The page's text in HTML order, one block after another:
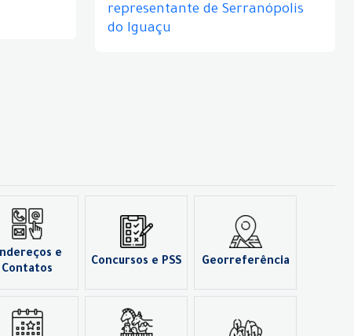
representante de Serranópolis
do Iguaçu
e
Contatos
Concursos e PSS Georreferência